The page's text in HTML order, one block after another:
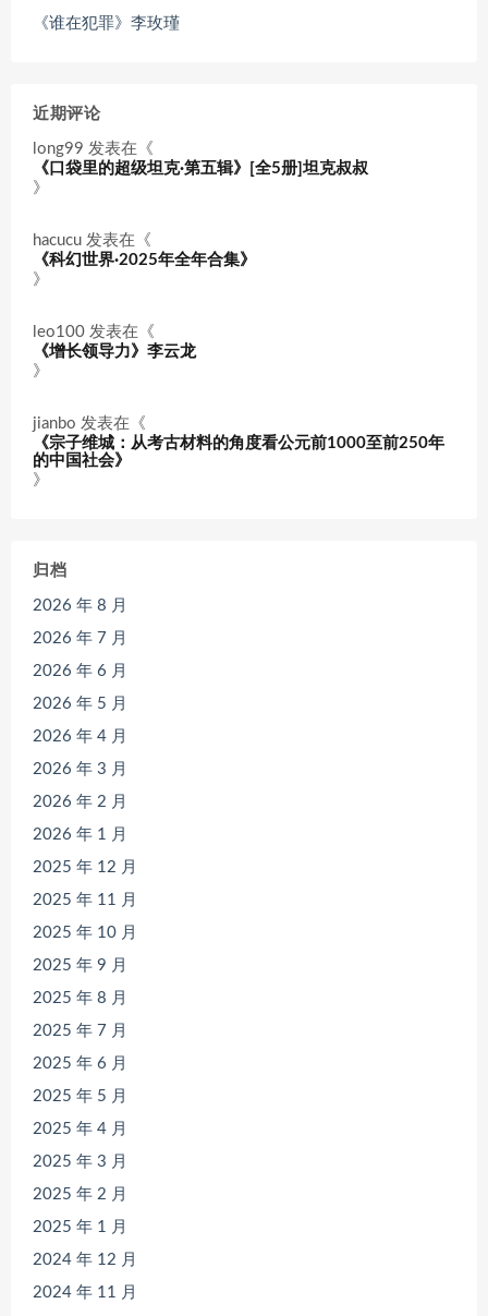
《谁在犯罪》李玫瑾
近期评论
long99 发表在《
《口袋里的超级坦克·第五辑》[全5册]坦克叔叔
》
hacucu 发表在《
《科幻世界·2025年全年合集》
》
leo100 发表在《
《增长领导力》李云龙
》
jianbo 发表在《
《宗子维城：从考古材料的角度看公元前1000至前250年
的中国社会》
》
归档
2026 年 8 月
2026 年 7 月
2026 年 6 月
2026 年 5 月
2026 年 4 月
2026 年 3 月
2026 年 2 月
2026 年 1 月
2025 年 12 月
2025 年 11 月
2025 年 10 月
2025 年 9 月
2025 年 8 月
2025 年 7 月
2025 年 6 月
2025 年 5 月
2025 年 4 月
2025 年 3 月
2025 年 2 月
2025 年 1 月
2024 年 12 月
2024 年 11 月